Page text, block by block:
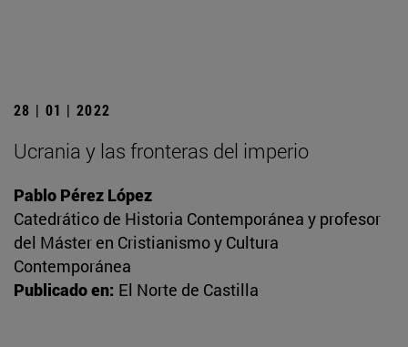
28 | 01 | 2022
Ucrania y las fronteras del imperio
Pablo Pérez López
Catedrático de Historia Contemporánea y profesor
del Máster en Cristianismo y Cultura
Contemporánea
Publicado en: El Norte de Castilla